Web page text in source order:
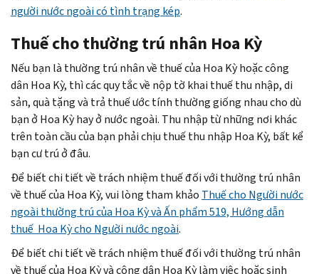
người nước ngoài có tình trạng kép.
Thuế cho thường trú nhân Hoa Kỳ
Nếu bạn là thường trú nhân về thuế của Hoa Kỳ hoặc công
dân Hoa Kỳ, thì các quy tắc về nộp tờ khai thuế thu nhập, di
sản, quà tặng và trả thuế ước tính thường giống nhau cho dù
bạn ở Hoa Kỳ hay ở nước ngoài. Thu nhập từ những nơi khác
trên toàn cầu của bạn phải chịu thuế thu nhập Hoa Kỳ, bất kể
bạn cư trú ở đâu.
Để biết chi tiết về trách nhiệm thuế đối với thường trú nhân
về thuế của Hoa Kỳ, vui lòng tham khảo Thuế cho Người nước
ngoài thường trú của Hoa Kỳ và Ấn phẩm 519, Hướng dẫn
thuế Hoa Kỳ cho Người nước ngoài.
Để biết chi tiết về trách nhiệm thuế đối với thường trú nhân
về thuế của Hoa Kỳ và công dân Hoa Kỳ làm việc hoặc sinh